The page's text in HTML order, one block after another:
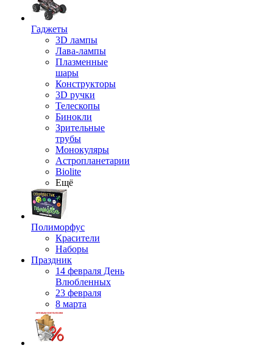
Гаджеты
3D лампы
Лава-лампы
Плазменные
шары
Конструкторы
3D ручки
Телескопы
Бинокли
Зрительные
трубы
Монокуляры
Астропланетарии
Biolite
Ещё
Полиморфус
Красители
Наборы
Праздник
14 февраля День
Влюбленных
23 февраля
8 марта